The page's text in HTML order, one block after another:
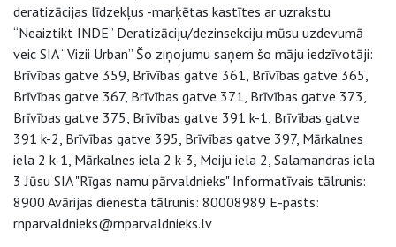
deratizācijas līdzekļus -marķētas kastītes ar uzrakstu
“Neaiztikt INDE” Deratizāciju/dezinsekciju mūsu uzdevumā
veic SIA “Vizii Urban” Šo ziņojumu saņem šo māju iedzīvotāji:
Brīvības gatve 359, Brīvības gatve 361, Brīvības gatve 365,
Brīvības gatve 367, Brīvības gatve 371, Brīvības gatve 373,
Brīvības gatve 375, Brīvības gatve 391 k-1, Brīvības gatve
391 k-2, Brīvības gatve 395, Brīvības gatve 397, Mārkalnes
iela 2 k-1, Mārkalnes iela 2 k-3, Meiju iela 2, Salamandras iela
3 Jūsu SIA "Rīgas namu pārvaldnieks" Informatīvais tālrunis:
8900 Avārijas dienesta tālrunis: 80008989 E-pasts:
rnparvaldnieks@rnparvaldnieks.lv